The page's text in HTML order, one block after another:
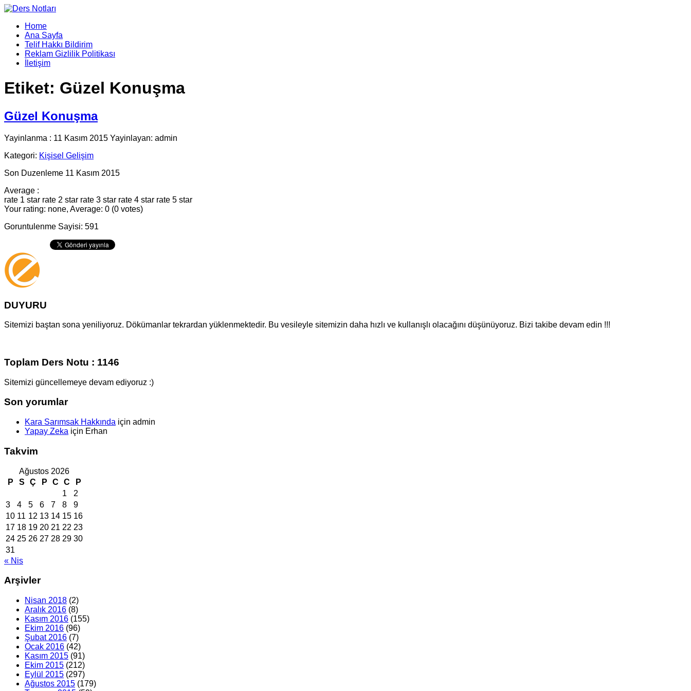
Home
Ana Sayfa
Telif Hakkı Bildirim
Reklam Gizlilik Politikası
İletişim
Etiket: Güzel Konuşma
Güzel Konuşma
Yayinlanma : 11 Kasım 2015 Yayinlayan: admin
Kategori: Kişisel Gelişim
Son Duzenleme 11 Kasım 2015
Average :
rate 1 star rate 2 star rate 3 star rate 4 star rate 5 star
Your rating: none, Average: 0 (0 votes)
Goruntulenme Sayisi: 591
DUYURU
Sitemizi baştan sona yeniliyoruz. Dökümanlar tekrardan yüklenmektedir. Bu vesileyle sitemizin daha hızlı ve kullanışlı olacağını düşünüyoruz. Bizi takibe devam edin !!!
Toplam Ders Notu : 1146
Sitemizi güncellemeye devam ediyoruz :)
Son yorumlar
Kara Sarımsak Hakkında için admin
Yapay Zeka için Erhan
Takvim
Ağustos 2026
P
S Ç P C C
P
1
2
3
4 5 6 7 8
9
10 11 12 13 14 15 16
17 18 19 20 21 22 23
24 25 26 27 28 29 30
31
« Nis
Arşivler
Nisan 2018 (2)
Aralık 2016 (8)
Kasım 2016 (155)
Ekim 2016 (96)
Şubat 2016 (7)
Ocak 2016 (42)
Kasım 2015 (91)
Ekim 2015 (212)
Eylül 2015 (297)
Ağustos 2015 (179)